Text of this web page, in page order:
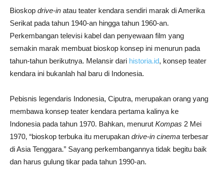
Bioskop drive-in atau teater kendara sendiri marak di Amerika
Serikat pada tahun 1940-an hingga tahun 1960-an.
Perkembangan televisi kabel dan penyewaan film yang
semakin marak membuat bioskop konsep ini menurun pada
tahun-tahun berikutnya. Melansir dari historia.id, konsep teater
kendara ini bukanlah hal baru di Indonesia.
Pebisnis legendaris Indonesia, Ciputra, merupakan orang yang
membawa konsep teater kendara pertama kalinya ke
Indonesia pada tahun 1970. Bahkan, menurut Kompas 2 Mei
1970, “bioskop terbuka itu merupakan drive-in cinema terbesar
di Asia Tenggara.” Sayang perkembangannya tidak begitu baik
dan harus gulung tikar pada tahun 1990-an.